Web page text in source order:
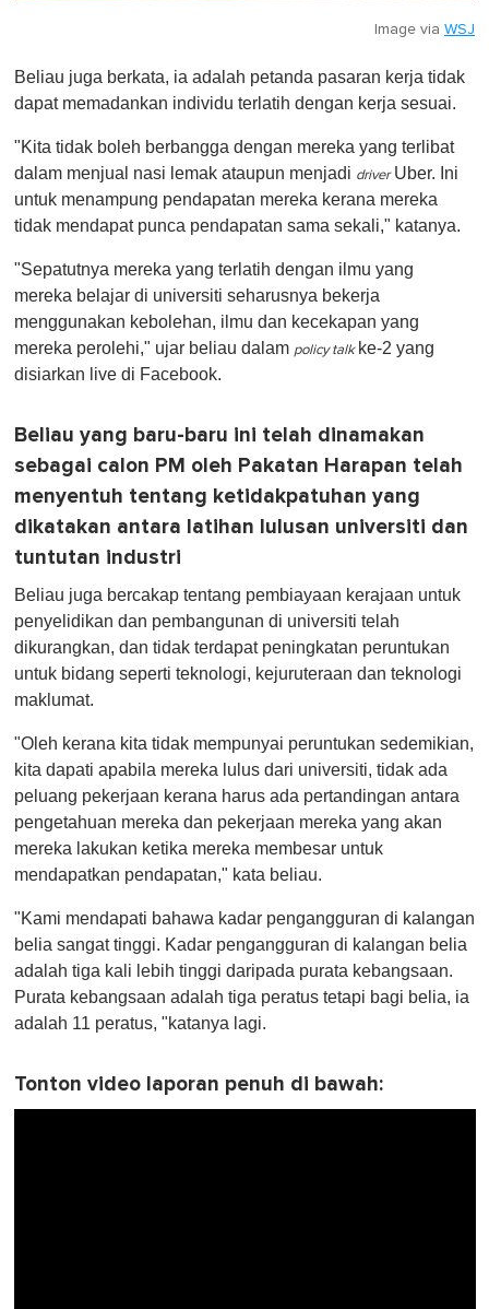
Image via WSJ
Beliau juga berkata, ia adalah petanda pasaran kerja tidak
dapat memadankan individu terlatih dengan kerja sesuai.
"Kita tidak boleh berbangga dengan mereka yang terlibat
dalam menjual nasi lemak ataupun menjadi driverUber. Ini
untuk menampung pendapatan mereka kerana mereka
tidak mendapat punca pendapatan sama sekali," katanya.
"Sepatutnya mereka yang terlatih dengan ilmu yang
mereka belajar di universiti seharusnya bekerja
menggunakan kebolehan, ilmu dan kecekapan yang
mereka perolehi," ujar beliau dalam policy talk ke-2 yang
disiarkan live di Facebook.
Beliau yang baru-baru ini telah dinamakan
sebagai calon PM oleh Pakatan Harapan telah
menyentuh tentang ketidakpatuhan yang
dikatakan antara latihan lulusan universiti dan
tuntutan industri
Beliau juga bercakap tentang pembiayaan kerajaan untuk
penyelidikan dan pembangunan di universiti telah
dikurangkan, dan tidak terdapat peningkatan peruntukan
untuk bidang seperti teknologi, kejuruteraan dan teknologi
maklumat.
"Oleh kerana kita tidak mempunyai peruntukan sedemikian,
kita dapati apabila mereka lulus dari universiti, tidak ada
peluang pekerjaan kerana harus ada pertandingan antara
pengetahuan mereka dan pekerjaan mereka yang akan
mereka lakukan ketika mereka membesar untuk
mendapatkan pendapatan," kata beliau.
"Kami mendapati bahawa kadar pengangguran di kalangan
belia sangat tinggi. Kadar pengangguran di kalangan belia
adalah tiga kali lebih tinggi daripada purata kebangsaan.
Purata kebangsaan adalah tiga peratus tetapi bagi belia, ia
adalah 11 peratus, "katanya lagi.
Tonton video laporan penuh di bawah: